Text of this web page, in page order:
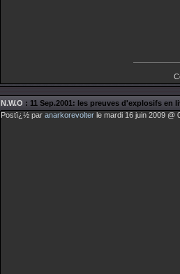
N.W.O : 11 Sep.2001: les preuves d'explosifs en
Postï¿½ par anarkorevolter le mardi 16 juin 2009 @